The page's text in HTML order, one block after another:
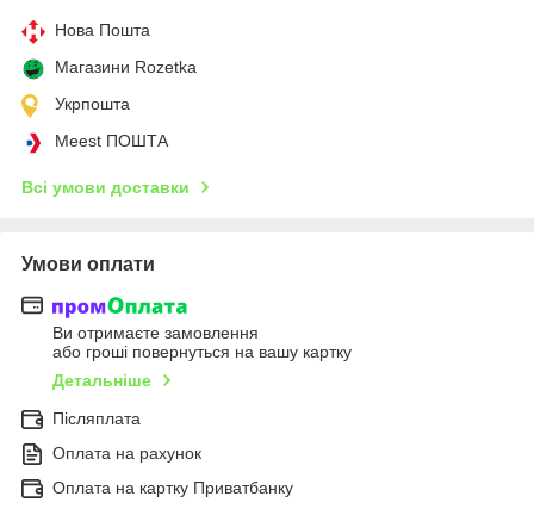
Нова Пошта
Магазини Rozetka
Укрпошта
Meest ПОШТА
Всі умови доставки
Умови оплати
Ви отримаєте замовлення
або гроші повернуться на вашу картку
Детальніше
Післяплата
Оплата на рахунок
Оплата на картку Приватбанку